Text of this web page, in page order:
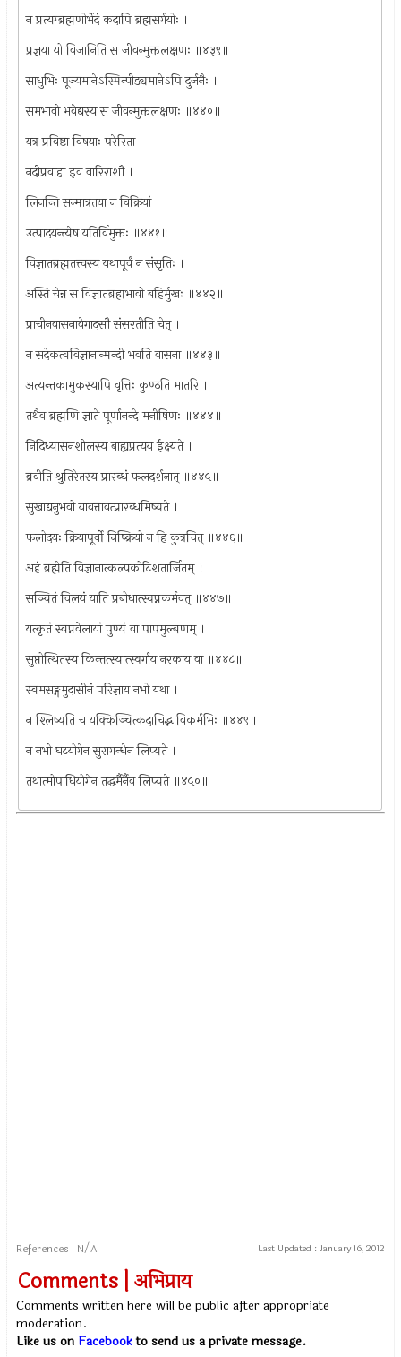
न प्रत्यग्ब्रह्मणोर्भेदं कदापि ब्रह्मसर्गयोः ।
प्रज्ञया यो विजानिति स जीवन्मुक्तलक्षणः ॥४३९॥
साधुभिः पूज्यमानेऽस्मिन्पीड्यमानेऽपि दुर्जनैः ।
समभावो भवेद्यस्य स जीवन्मुक्तलक्षणः ॥४४०॥
यत्र प्रविष्टा विषयाः परेरिता
नदीप्रवाहा इव वारिराशौ ।
लिनन्ति सन्मात्रतया न विक्रियां
उत्पादयन्त्येष यतिर्विमुक्तः ॥४४१॥
विज्ञातब्रह्मतत्त्वस्य यथापूर्वं न संसृतिः ।
अस्ति चेन्न स विज्ञातब्रह्मभावो बहिर्मुखः ॥४४२॥
प्राचीनवासनावेगादसौ संसरतीति चेत् ।
न सदेकत्वविज्ञानान्मन्दी भवति वासना ॥४४३॥
अत्यन्तकामुकस्यापि वृत्तिः कुण्ठति मातरि ।
तथैव ब्रह्मणि ज्ञाते पूर्णानन्दे मनीषिणः ॥४४४॥
निदिध्यासनशीलस्य बाह्यप्रत्यय ईक्ष्यते ।
ब्रवीति श्रुतिरेतस्य प्रारब्धं फलदर्शनात् ॥४४५॥
सुखाद्यनुभवो यावत्तावत्प्रारब्धमिष्यते ।
फलोदयः क्रियापूर्वो निष्क्रियो न हि कुत्रचित् ॥४४६॥
अहं ब्रह्मेति विज्ञानात्कल्पकोटिशतार्जितम् ।
सञ्चितं विलयं याति प्रबोधात्स्वप्नकर्मवत् ॥४४७॥
यत्कृतं स्वप्नवेलायां पुण्यं वा पापमुल्बणम् ।
सुप्तोत्थितस्य किन्तत्स्यात्स्वर्गाय नरकाय वा ॥४४८॥
स्वमसङ्गमुदासीनं परिज्ञाय नभो यथा ।
न श्लिष्यति च यक्किञ्चित्कदाचिद्भाविकर्मभिः ॥४४९॥
न नभो घटयोगेन सुरागन्धेन लिप्यते ।
तथात्मोपाधियोगेन तद्धर्मैर्नैव लिप्यते ॥४५०॥
References : N/A Last Updated : January 16, 2012
Comments | अभिप्राय
Comments written here will be public after appropriate
moderation.
Like us on Facebookto send us a private message.